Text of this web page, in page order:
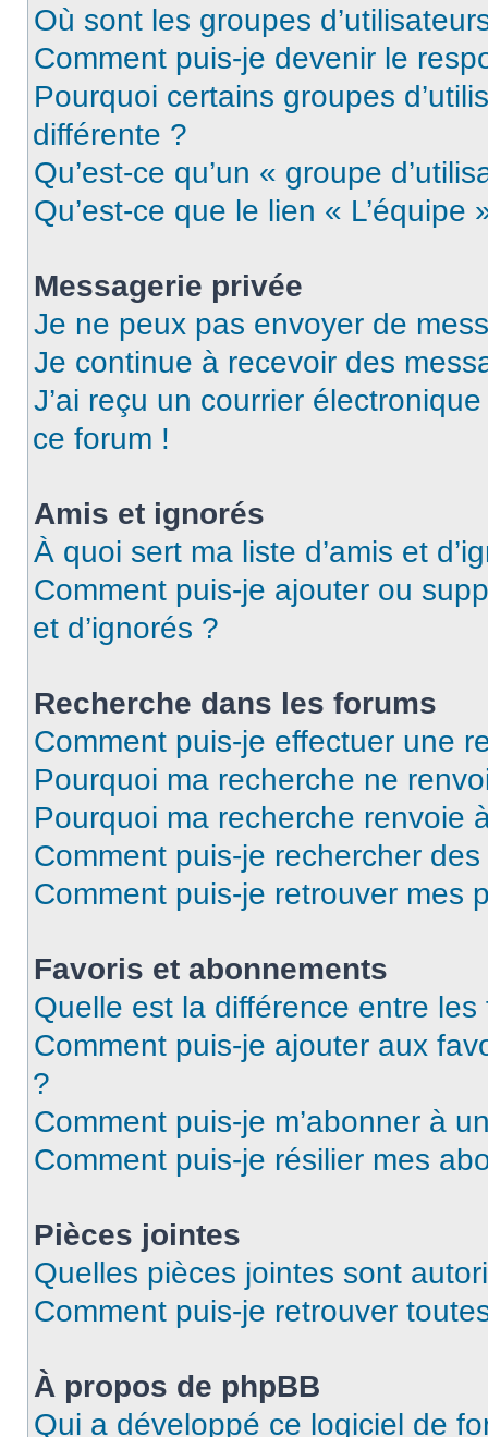
Où sont les groupes
Comment puis-je devenir le
Pourquoi certains groupes
différente ?
Qu’est-ce qu’un « groupe
Qu’est-ce que le lien « L’équipe
Messagerie privée
Je ne peux pas envoyer de
Je continue à recevoir des
J’ai reçu un courrier
ce forum !
Amis et ignorés
À quoi sert ma liste d’amis et
Comment puis-je ajouter ou
et d’ignorés ?
Recherche dans les forums
Comment puis-je effectuer une
Pourquoi ma recherche ne
Pourquoi ma recherche renvoie
Comment puis-je rechercher
Comment puis-je retrouver mes
Favoris et abonnements
Quelle est la différence entre
Comment puis-je ajouter aux
?
Comment puis-je m’abonner à
Comment puis-je résilier mes
Pièces jointes
Quelles pièces jointes sont
Comment puis-je retrouver
À propos de phpBB
Qui a développé ce logiciel de